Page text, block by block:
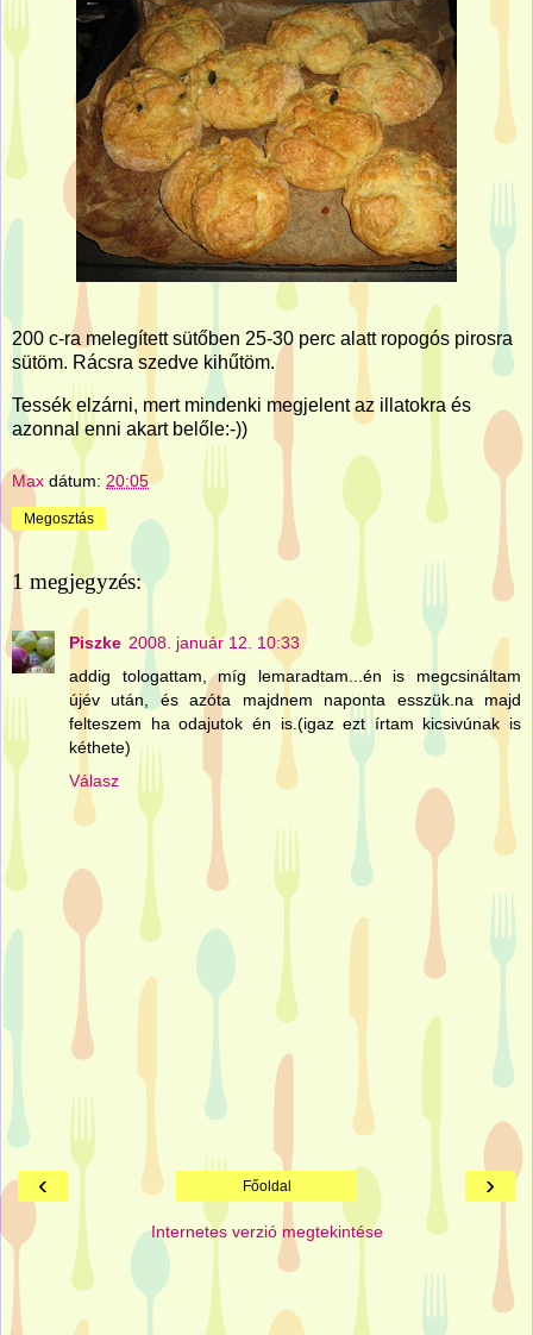
200 c-ra melegített sütőben 25-30 perc alatt ropogós pirosra
sütöm. Rácsra szedve kihűtöm.
Tessék elzárni, mert mindenki megjelent az illatokra és
azonnal enni akart belőle:-))
Max dátum: 20:05
Megosztás
1 megjegyzés:
Piszke 2008. január 12. 10:33
addig tologattam, míg lemaradtam...én is megcsináltam
újév után, és azóta majdnem naponta esszük.na majd
felteszem ha odajutok én is.(igaz ezt írtam kicsivúnak is
kéthete)
Válasz
‹ ›
Főoldal
Internetes verzió megtekintése